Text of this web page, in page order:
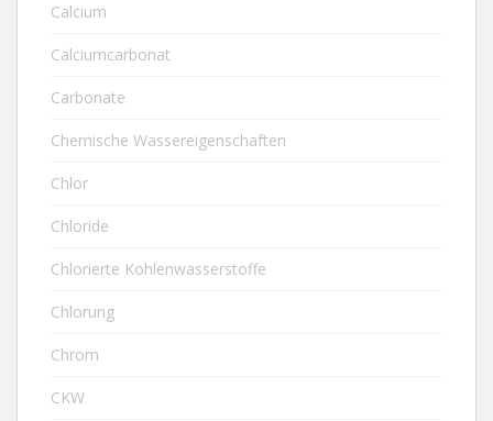
Calcium
Calciumcarbonat
Carbonate
Chemische Wassereigenschaften
Chlor
Chloride
Chlorierte Kohlenwasserstoffe
Chlorung
Chrom
CKW